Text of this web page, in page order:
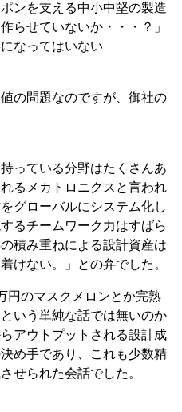
ンを支える中小中堅の製造
らせていないか・・・？」
なってはいない
の問題なのですが、御社の
っている分野はたくさんあ
るメカトロニクスと言われ
グローバルにシステム化し
るチームワーク力はすばら
積み重ねによる設計資産は
けない。」との弁でした。
円のマスクメロンとか完熟
いう単純な話では無いのか
アウトプットされる設計成
め手であり、これも少数精
せられた会話でした。